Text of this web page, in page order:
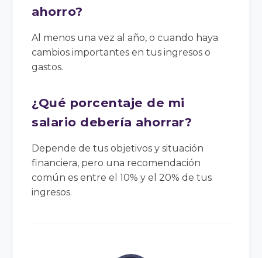
ahorro?
Al menos una vez al año, o cuando haya
cambios importantes en tus ingresos o
gastos.
¿Qué porcentaje de mi
salario debería ahorrar?
Depende de tus objetivos y situación
financiera, pero una recomendación
común es entre el 10% y el 20% de tus
ingresos.